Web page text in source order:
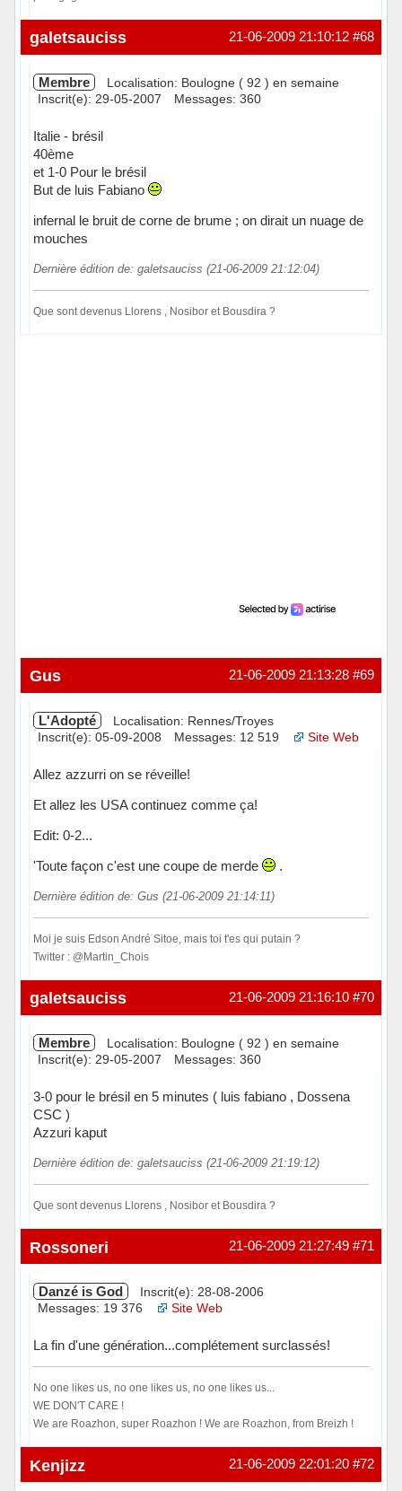
Hors ligne #68
21-06-2009 21:10:12
galetsauciss
Membre
Localisation: Boulogne ( 92 ) en semaine
Inscrit(e): 29-05-2007
Messages: 360
Italie - brésil
40ème
et 1-0 Pour le brésil
But de luis Fabiano
infernal le bruit de corne de brume ; on dirait un nuage de
mouches
Dernière édition de: galetsauciss (21-06-2009 21:12:04)
Que sont devenus Llorens , Nosibor et Bousdira ?
#69
21-06-2009 21:13:28
Gus
L'Adopté
Localisation: Rennes/Troyes
Inscrit(e): 05-09-2008
Messages: 12 519 Site Web
Allez azzurri on se réveille!
Et allez les USA continuez comme ça!
Edit: 0-2...
'Toute façon c'est une coupe de merde
.
Dernière édition de: Gus (21-06-2009 21:14:11)
Moi je suis Edson André Sitoe, mais toi t'es qui putain ?
Twitter : @Martin_Chois
Hors ligne #70
21-06-2009 21:16:10
galetsauciss
Membre
Localisation: Boulogne ( 92 ) en semaine
Inscrit(e): 29-05-2007
Messages: 360
3-0 pour le brésil en 5 minutes ( luis fabiano , Dossena
CSC )
Azzuri kaput
Dernière édition de: galetsauciss (21-06-2009 21:19:12)
Que sont devenus Llorens , Nosibor et Bousdira ?
Hors ligne #71
21-06-2009 21:27:49
Rossoneri
Danzé is God
Inscrit(e): 28-08-2006
Messages: 19 376
Site Web
La fin d'une génération...complétement surclassés!
No one likes us, no one likes us, no one likes us...
WE DON'T CARE !
We are Roazhon, super Roazhon ! We are Roazhon, from Breizh !
Hors ligne #72
21-06-2009 22:01:20
Kenjizz